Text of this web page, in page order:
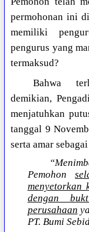
permohonan ini
memiliki
pengurus yang
termaksud?
Bahwa
demikian,
menjatuhkan
tanggal 9
serta amar
Pemohon
menyetorkan
dengan
perusahaan
PT. Bumi